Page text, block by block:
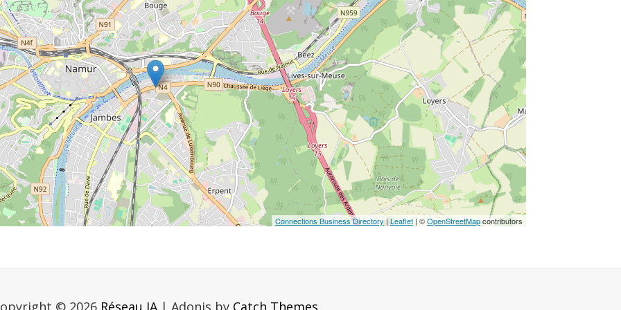
Connections Business Directory|Leaflet | ©OpenStreetMapcontributors
© 2026 Réseau IA | Adonis by Catch Themes